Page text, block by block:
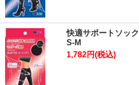
快適サポートソッ
S-M
1,782円(税込)